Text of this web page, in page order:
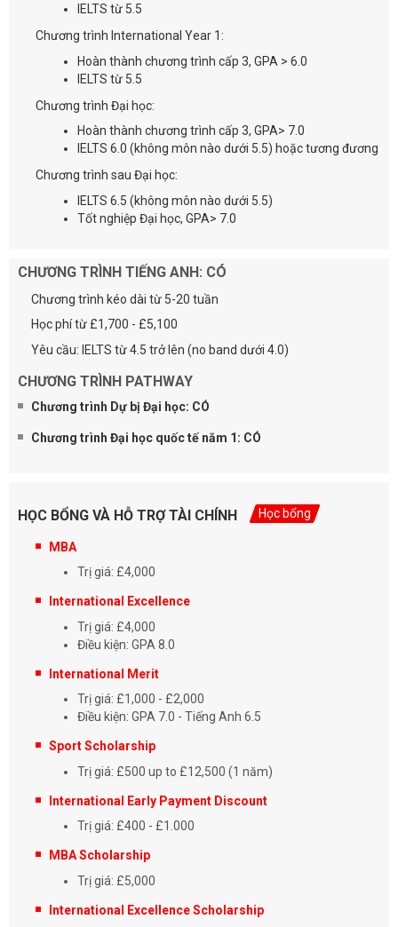
IELTS từ 5.5
Chương trình International Year 1:
Hoàn thành chương trình cấp 3, GPA > 6.0
IELTS từ 5.5
Chương trình Đại học:
Hoàn thành chương trình cấp 3, GPA> 7.0
IELTS 6.0 (không môn nào dưới 5.5) hoặc tương đương
Chương trình sau Đại học:
IELTS 6.5 (không môn nào dưới 5.5)
Tốt nghiệp Đại học, GPA> 7.0
CHƯƠNG TRÌNH TIẾNG ANH: CÓ
Chương trình kéo dài từ 5-20 tuần
Học phí từ £1,700 - £5,100
Yêu cầu: IELTS từ 4.5 trở lên (no band dưới 4.0)
CHƯƠNG TRÌNH PATHWAY
Chương trình Dự bị Đại học: CÓ
Chương trình Đại học quốc tế năm 1: CÓ
HỌC BỔNG VÀ HỖ TRỢ TÀI CHÍNH Học bổng
MBA
Trị giá: £4,000
International Excellence
Trị giá: £4,000
Điều kiện: GPA 8.0
International Merit
Trị giá: £1,000 - £2,000
Điều kiện: GPA 7.0 - Tiếng Anh 6.5
Sport Scholarship
Trị giá: £500 up to £12,500 (1 năm)
International Early Payment Discount
Trị giá: £400 - £1.000
MBA Scholarship
Trị giá: £5,000
International Excellence Scholarship